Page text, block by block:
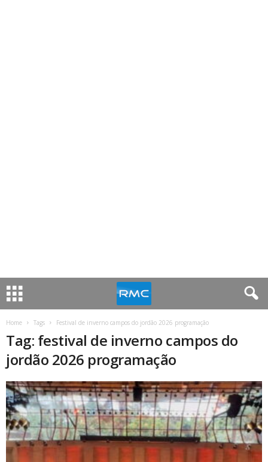
Home Tags Festival de inverno campos do jordão 2026 programação
Tag: festival de inverno campos do
jordão 2026 programação